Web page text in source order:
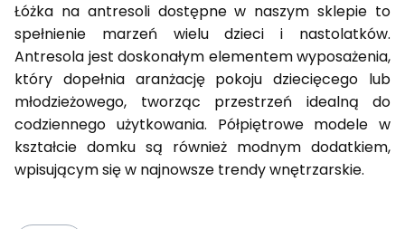
Łóżka na antresoli dostępne w naszym sklepie to
spełnienie marzeń wielu dzieci i nastolatków.
Antresola jest doskonałym elementem wyposażenia,
który dopełnia aranżację pokoju dziecięcego lub
młodzieżowego, tworząc przestrzeń idealną do
codziennego użytkowania. Półpiętrowe modele w
kształcie domku są również modnym dodatkiem,
wpisującym się w najnowsze trendy wnętrzarskie.